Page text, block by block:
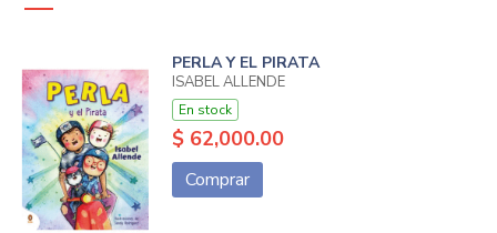
PERLA Y EL PIRATA
ISABEL ALLENDE
En stock
$ 62,000.00
Comprar